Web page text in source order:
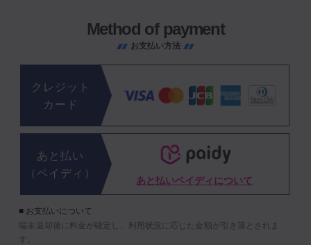
Method of payment
お支払い方法
クレジット
カード
あと払い
（ペイディ）
あと払いペイディについて
■ お支払いについて
端末返却後に料金が確定し、利用状況に応じた金額が引き落とされま
す。